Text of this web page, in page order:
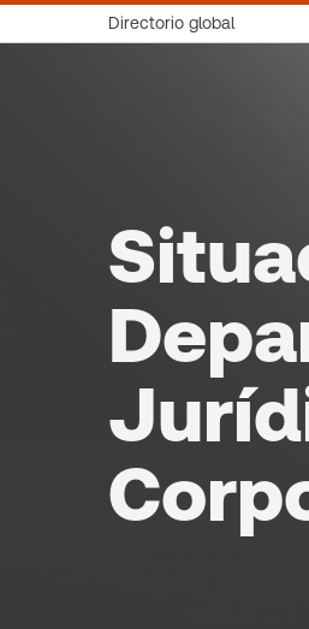
Directorio global